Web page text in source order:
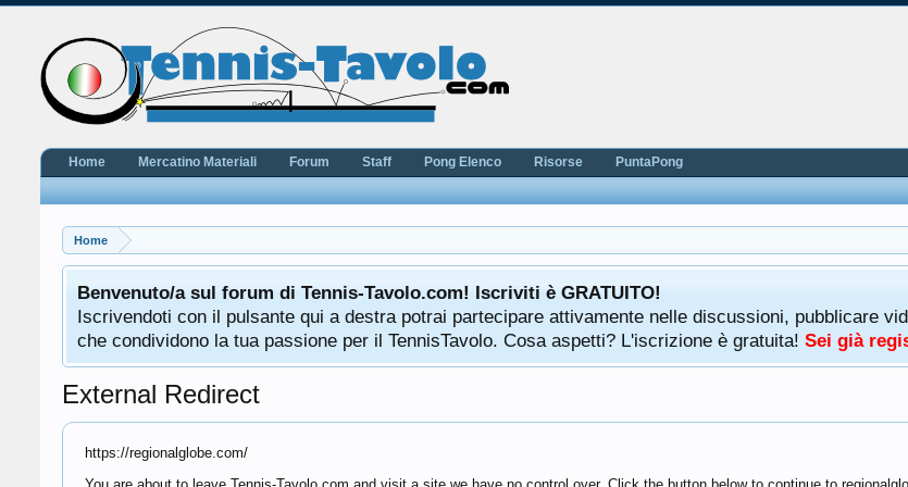
Home
Benvenuto/a sul forum di Tennis-Tavolo.com! Iscriviti è GRATUITO!
Iscrivendoti con il pulsante qui a destra potrai partecipare attivamente nelle discussioni, pubblicare
che condividono la tua passione per il TennisTavolo. Cosa aspetti? L'iscrizione è gratuita! Sei già
External Redirect
https://regionalglobe.com/
Home Mercatino Materiali Forum Staff Pong Elenco Risorse PuntaPong